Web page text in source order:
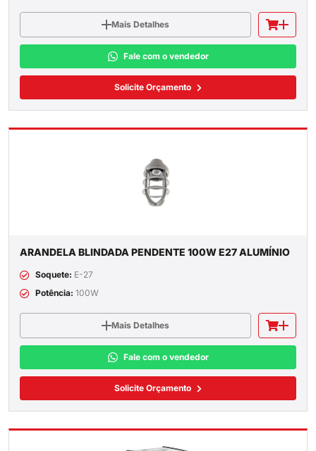
Mais Detalhes
Fale com o vendedor
Solicite Orçamento
ARANDELA BLINDADA PENDENTE 100W E27 ALUMÍNIO
Soquete: E-27
Potência: 100W
Mais Detalhes
Fale com o vendedor
Solicite Orçamento